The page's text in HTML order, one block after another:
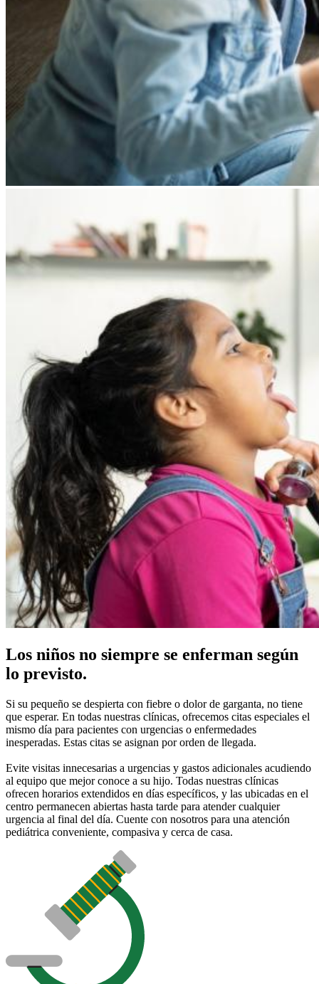
Los niños no siempre se enferman según
lo previsto.
Si su pequeño se despierta con fiebre o dolor de garganta, no tiene
que esperar. En todas nuestras clínicas, ofrecemos citas especiales el
mismo día para pacientes con urgencias o enfermedades
inesperadas. Estas citas se asignan por orden de llegada.
Evite visitas innecesarias a urgencias y gastos adicionales acudiendo
al equipo que mejor conoce a su hijo. Todas nuestras clínicas
ofrecen horarios extendidos en días específicos, y las ubicadas en el
centro permanecen abiertas hasta tarde para atender cualquier
urgencia al final del día. Cuente con nosotros para una atención
pediátrica conveniente, compasiva y cerca de casa.